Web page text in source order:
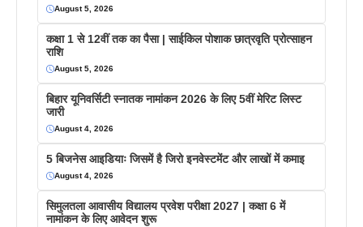
August 5, 2026
कक्षा 1 से 12वीं तक का पैसा | साईकिल पोशाक छात्रवृति प्रोत्साहन
राशि
August 5, 2026
बिहार यूनिवर्सिटी स्नातक नामांकन 2026 के लिए 5वीं मेरिट लिस्ट
जारी
August 4, 2026
5 बिजनेस आइडियाः जिसमें है जिरो इनवेस्टमेंट और लाखों में कमाइ
August 4, 2026
सिमुलतला आवासीय विद्यालय प्रवेश परीक्षा 2027 | कक्षा 6 में
नामांकन के लिए आवेदन शुरू